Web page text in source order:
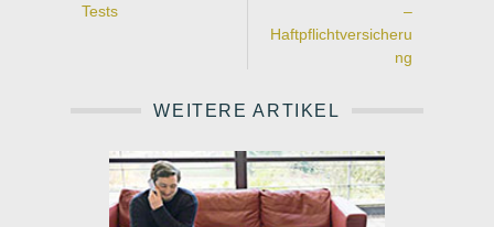
Tests
–
Haftpflichtversicheru
ng
WEITERE ARTIKEL